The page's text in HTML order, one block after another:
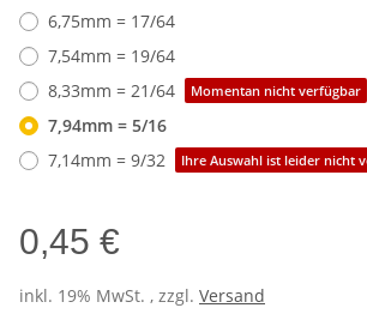
6,75mm = 17/64
7,54mm = 19/64
8,33mm = 21/64
Momentan nicht verfügbar
7,94mm = 5/16
7,14mm = 9/32
Ihre Auswahl ist leider nicht
0,45 €
inkl. 19% MwSt. , zzgl. Versand